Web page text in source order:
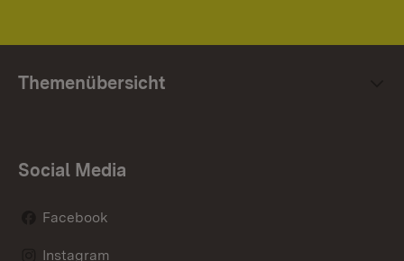
Themenübersicht
Social Media
Facebook
Instagram